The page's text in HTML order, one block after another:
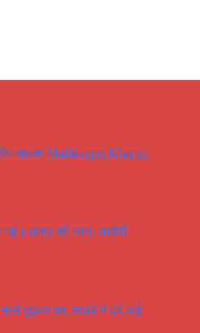
अध्यक्ष Mallikarjun Kharge,
1 छात्र की जान, आरोपी
नाले तूफान पर, मालबे में दबे कई